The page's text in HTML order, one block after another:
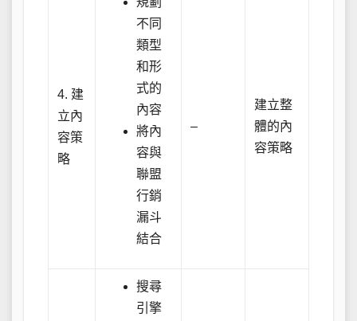
4. 建
立內
容策
略
不同
類型
和形
式的
內容
將內
容與
聯盟
行銷
漏斗
結合
–
建立整
體的內
容策略
搜尋
引擎